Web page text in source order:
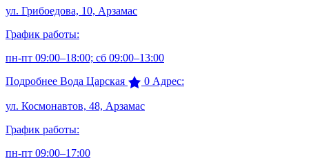
ул. Грибоедова, 10, Арзамас
График работы:
пн-пт 09:00–18:00; сб 09:00–13:00
Подробнее Вода Царская 0 Адрес:
ул. Космонавтов, 48, Арзамас
График работы:
пн-пт 09:00–17:00